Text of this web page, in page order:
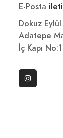
E-Posta
Dokuz
Adatepe
İç Kapı